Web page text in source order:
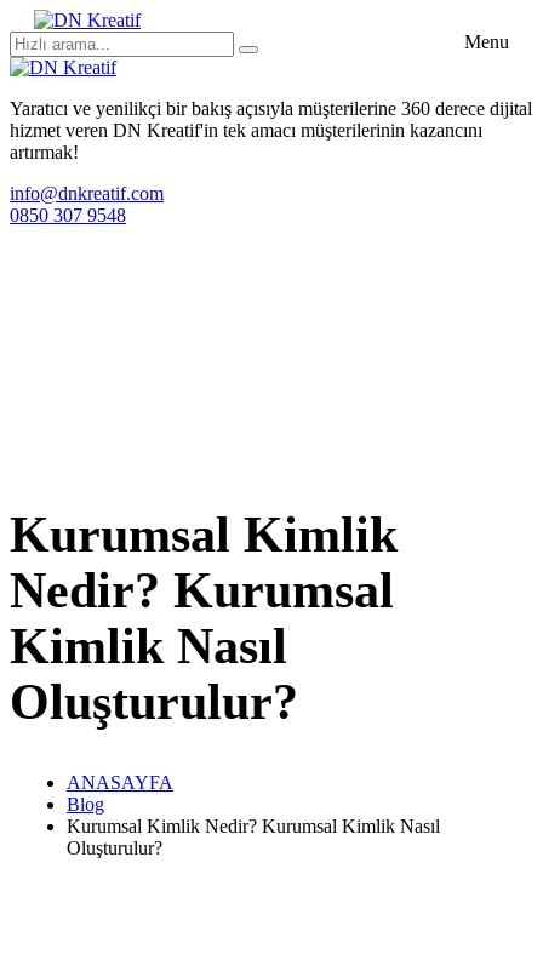
Menu
Yaratıcı ve yenilikçi bir bakış açısıyla müşterilerine 360 derece dijital
hizmet veren DN Kreatif'in tek amacı müşterilerinin kazancını
artırmak!
info@dnkreatif.com
0850 307 9548
Kurumsal Kimlik
Nedir? Kurumsal
Kimlik Nasıl
Oluşturulur?
ANASAYFA
Blog
Kurumsal Kimlik Nedir? Kurumsal Kimlik Nasıl
Oluşturulur?